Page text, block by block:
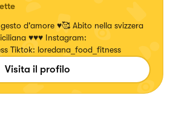
♥️🥰 Abito nella svizzera
Tiktok: loredana_food_fitness
Visita il profilo